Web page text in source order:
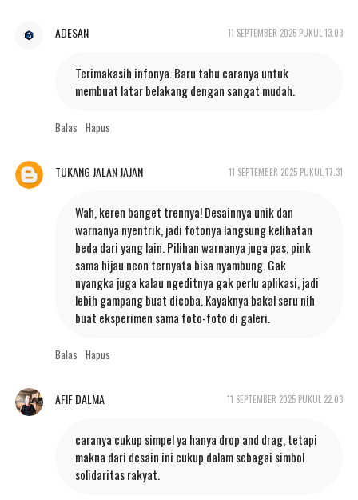
ADESAN 11 SEPTEMBER 2025 PUKUL 13.03
Terimakasih infonya. Baru tahu caranya untuk
membuat latar belakang dengan sangat mudah.
Balas Hapus
TUKANG JALAN JAJAN 11 SEPTEMBER 2025 PUKUL 17.31
Wah, keren banget trennya! Desainnya unik dan
warnanya nyentrik, jadi fotonya langsung kelihatan
beda dari yang lain. Pilihan warnanya juga pas, pink
sama hijau neon ternyata bisa nyambung. Gak
nyangka juga kalau ngeditnya gak perlu aplikasi, jadi
lebih gampang buat dicoba. Kayaknya bakal seru nih
buat eksperimen sama foto-foto di galeri.
Balas Hapus
AFIF DALMA 11 SEPTEMBER 2025 PUKUL 22.03
caranya cukup simpel ya hanya drop and drag, tetapi
makna dari desain ini cukup dalam sebagai simbol
solidaritas rakyat.